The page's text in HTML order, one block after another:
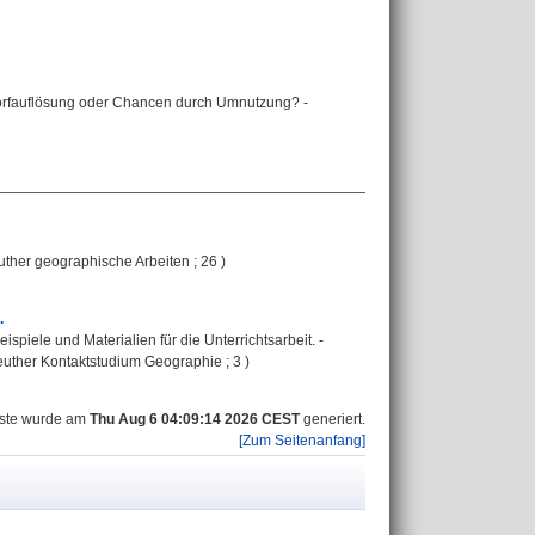
oder Chancen durch Umnutzung? -
geographische Arbeiten ; 26 )
und Materialien für die Unterrichtsarbeit. -
Kontaktstudium Geographie ; 3 )
wurde am Thu Aug 6 04:09:14 2026 CESTgeneriert.
[Zum Seitenanfang]